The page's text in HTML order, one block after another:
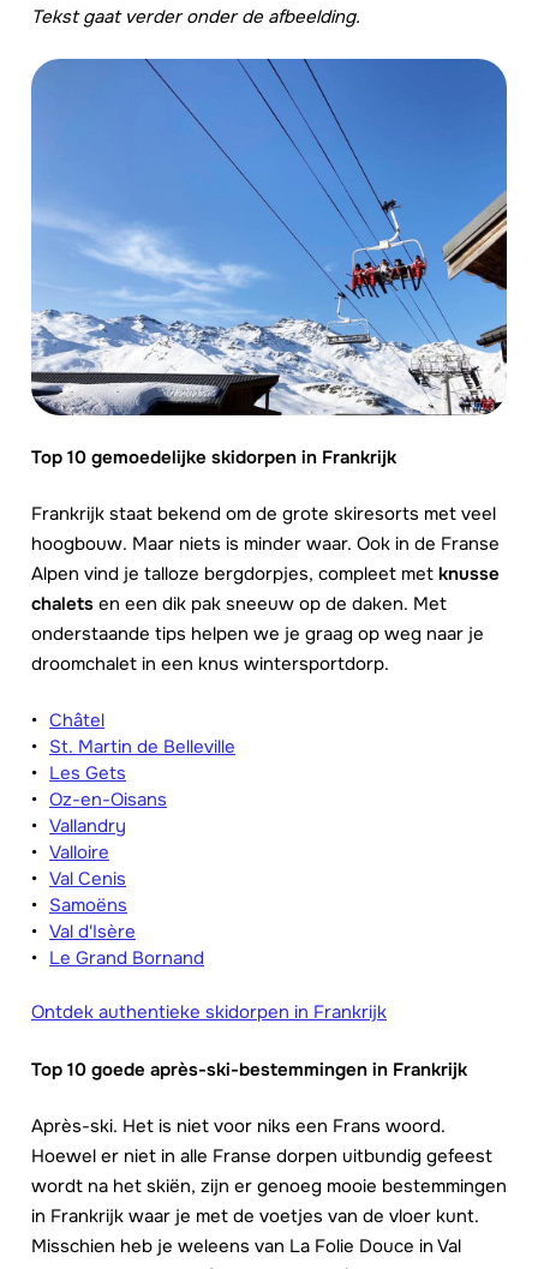
Tekst gaat verder onder de afbeelding.
Top 10 gemoedelijke skidorpen in Frankrijk
Frankrijk staat bekend om de grote skiresorts met veel
hoogbouw. Maar niets is minder waar. Ook in de Franse
Alpen vind je talloze bergdorpjes, compleet met knusse
chalets en een dik pak sneeuw op de daken. Met
onderstaande tips helpen we je graag op weg naar je
droomchalet in een knus wintersportdorp.
Châtel
St. Martin de Belleville
Les Gets
Oz-en-Oisans
Vallandry
Valloire
Val Cenis
Samoëns
Val d'Isère
Le Grand Bornand
Ontdek authentieke skidorpen in Frankrijk
Top 10 goede après-ski-bestemmingen in Frankrijk
Après-ski. Het is niet voor niks een Frans woord.
Hoewel er niet in alle Franse dorpen uitbundig gefeest
wordt na het skiën, zijn er genoeg mooie bestemmingen
in Frankrijk waar je met de voetjes van de vloer kunt.
Misschien heb je weleens van La Folie Douce in Val